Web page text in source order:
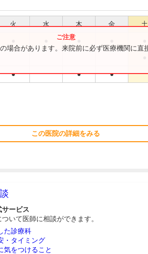
火 水 木 金 土
● ● ●
場合があります。来院前に必ず医療機関に直
この医院の詳細をみる
ービス
いて医師に相談ができます。
た診療科
・タイミング
気をつけること